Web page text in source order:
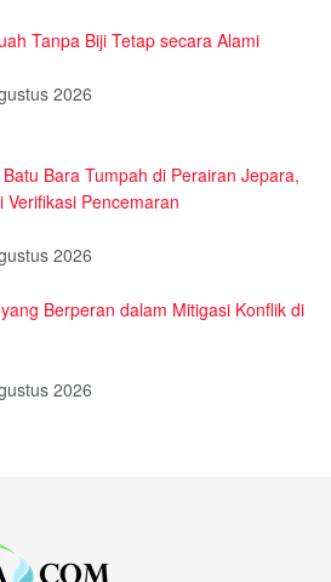
Tanpa Biji Tetap secara Alami
2026
Bara Tumpah di Perairan Jepara,
Verifikasi Pencemaran
2026
Berperan dalam Mitigasi Konflik di
2026